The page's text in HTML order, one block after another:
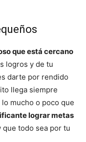
que está cercano
logros y de tu
darte por rendido
llega siempre
mucho o poco que
lograr metas
todo sea por tu